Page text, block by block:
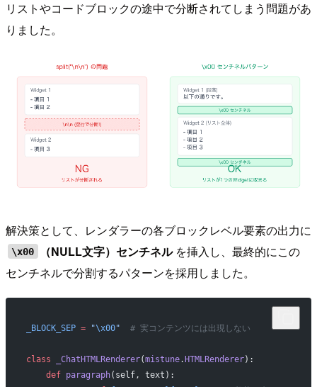
リストやコードブロックの途中で分断されてしまう問題があ
りました。
解決策として、レンダラーの各ブロックレベル要素の出力に
\x00 （NULL文字）センチネルを挿入し、最終的にこの
センチネルで分割するパターンを採用しました。
_BLOCK_SEP = "\x00"
  # 実コンテンツには出現しない
class _ChatHTMLRenderer(mistune. HTMLRenderer):
    def
paragraph(self, text):